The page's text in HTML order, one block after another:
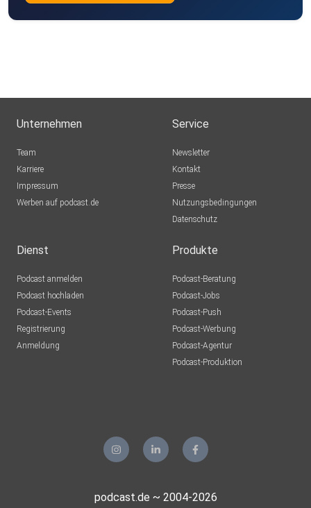
Unternehmen
Team
Karriere
Impressum
Werben auf podcast.de
Service
Newsletter
Kontakt
Presse
Nutzungsbedingungen
Datenschutz
Dienst
Podcast anmelden
Podcast hochladen
Podcast-Events
Registrierung
Anmeldung
Produkte
Podcast-Beratung
Podcast-Jobs
Podcast-Push
Podcast-Werbung
Podcast-Agentur
Podcast-Produktion
podcast.de ~ 2004-2026